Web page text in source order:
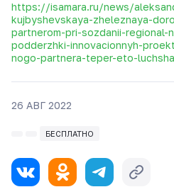
https://isamara.ru/news/
kujbyshevskaya-zheleznaya-
partnerom-pri-sozdanii-
podderzhki-innovacionnyh-
nogo-partnera-teper-eto-
26 АВГ 2022
БЕСПЛАТНО